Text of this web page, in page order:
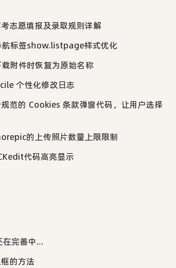
志愿填报及录取规则详解
航标签show.listpage样式优化
附件时恢复为原始名称
个性化修改日志
范的 Cookies 条款弹窗代码，让用户选择
的上传照片数量上限限制
代码高亮显示
完善中...
的方法